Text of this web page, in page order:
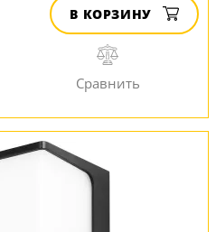
В КОРЗИНУ